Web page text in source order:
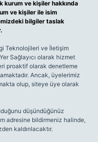
kurum ve kişiler hakkında
ve kişiler ile isim
bilgiler taslak
Teknolojileri ve İletişim
Sağlayıcı olarak hizmet
proaktif olarak denetleme
Ancak, üyelerimiz
olup, siteye üye olarak
düşündüğünüz
adresine bildirmeniz halinde,
kaldırılacaktır.